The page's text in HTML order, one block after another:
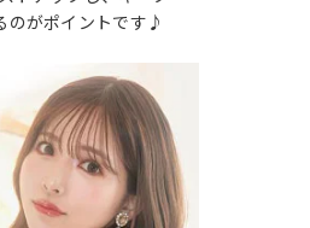
のがポイントです♪